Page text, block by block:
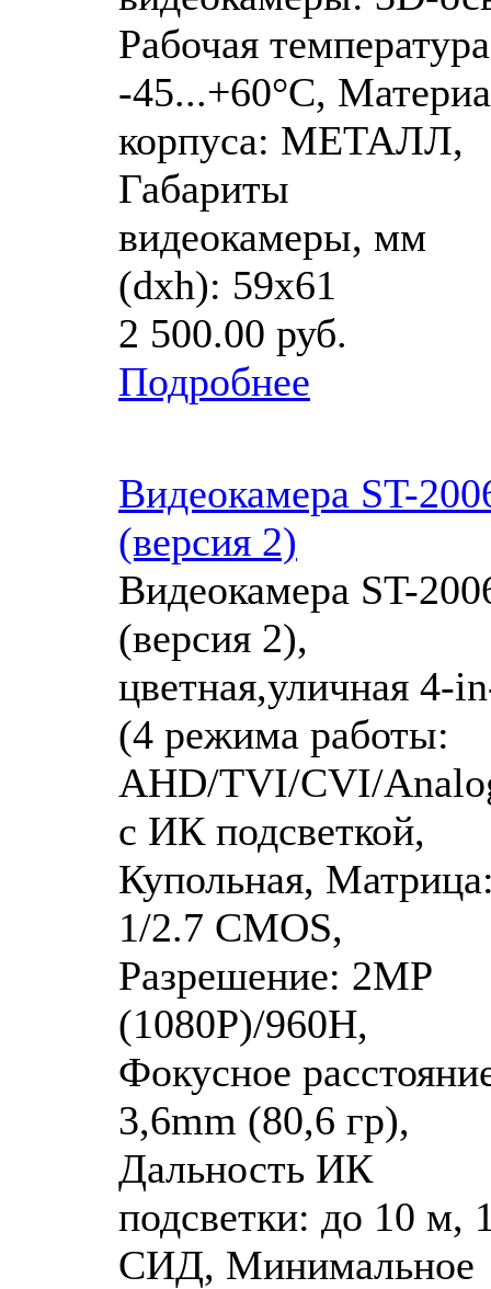
Рабочая
-45...+60°C,
корпуса: МЕТАЛЛ,
Габариты
видеокамеры, мм
(dхh): 59х61
2 500.00 руб.
Подробнее
Видеокамера ST-
(версия 2)
Видеокамера ST-
(версия 2),
цветная,уличная 4-
(4 режима работы:
AHD/TVI/CVI/
с ИК подсветкой,
Купольная,
1/2.7 CMOS,
Разрешение: 2MP
(1080P)/960H,
Фокусное
3,6mm (80,6 гр),
Дальность ИК
подсветки: до 10 м,
СИД, Минимальное